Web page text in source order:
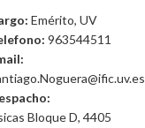
Emérito, UV
963544511
Bloque D, 4405